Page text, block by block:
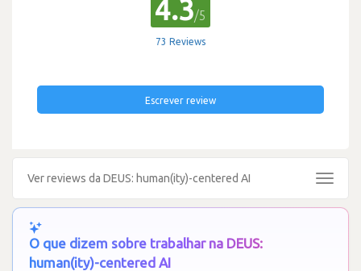
4.3/5
73 Reviews
Escrever review
Ver reviews da DEUS: human(ity)-centered AI
Toggle
O que dizem sobre trabalhar na DEUS:
human(ity)-centered AI